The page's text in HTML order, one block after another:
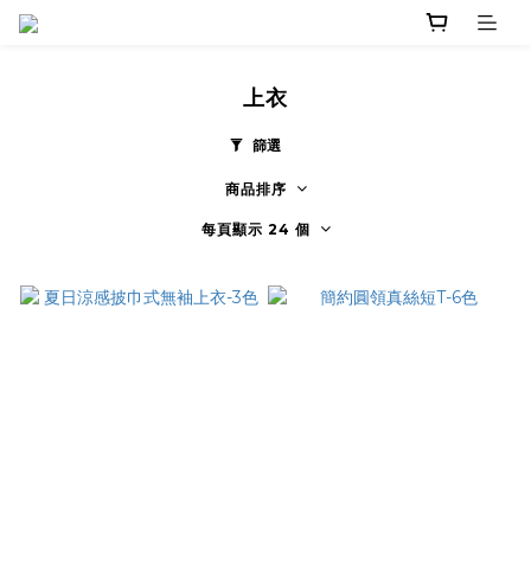
上衣
篩選
商品排序
每頁顯示 24 個